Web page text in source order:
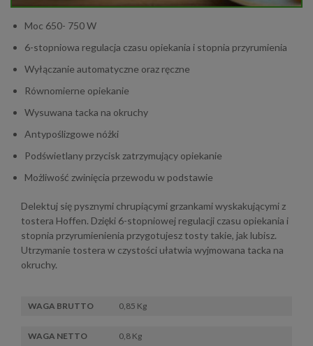
Moc 650- 750 W
6-stopniowa regulacja czasu opiekania i stopnia przyrumienia
Wyłączanie automatyczne oraz ręczne
Równomierne opiekanie
Wysuwana tacka na okruchy
Antypoślizgowe nóżki
Podświetlany przycisk zatrzymujący opiekanie
Możliwość zwinięcia przewodu w podstawie
Delektuj się pysznymi chrupiącymi grzankami wyskakującymi z
tostera Hoffen. Dzięki 6-stopniowej regulacji czasu opiekania i
stopnia przyrumienienia przygotujesz tosty takie, jak lubisz.
Utrzymanie tostera w czystości ułatwia wyjmowana tacka na
okruchy.
WAGA BRUTTO 0,85 Kg
WAGA NETTO 0,8 Kg